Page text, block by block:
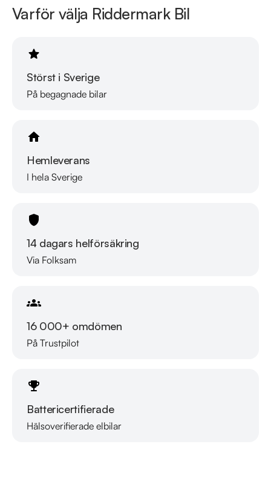
Varför välja Riddermark Bil
Störst i Sverige
På begagnade bilar
Hemleverans
I hela Sverige
14 dagars helförsäkring
Via Folksam
16 000+ omdömen
På Trustpilot
Battericertifierade
Hälsoverifierade elbilar
Läs mer om oss